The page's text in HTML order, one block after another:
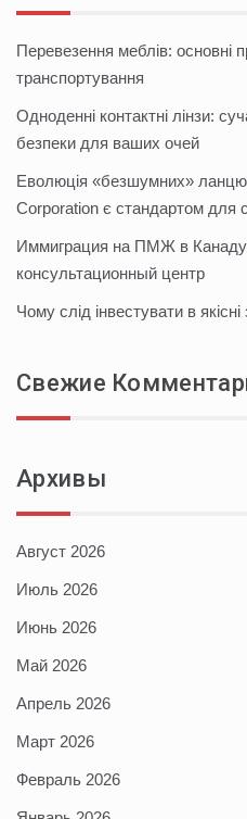
Перевезення меблів: основні
транспортування
Одноденні контактні лінзи:
безпеки для ваших очей
Еволюція «безшумних»
Corporation є стандартом
Иммиграция на ПМЖ в
консультационный центр
Чому слід інвестувати в
Свежие
Архивы
Август 2026
Июль 2026
Июнь 2026
Май 2026
Апрель 2026
Март 2026
Февраль 2026